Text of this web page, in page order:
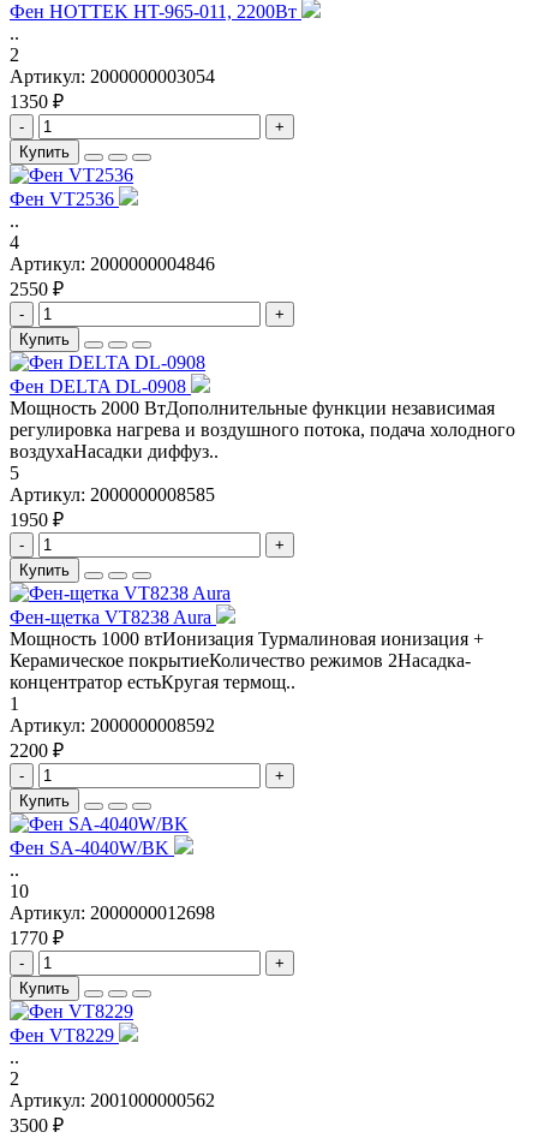
Фен HOTTEK HT-965-011, 2200Вт
..
2
Артикул: 2000000003054
1350 ₽
-
+
Купить
Фен VT2536
..
4
Артикул: 2000000004846
2550 ₽
-
+
Купить
Фен DELTA DL-0908
Мощность 2000 ВтДополнительные функции независимая
регулировка нагрева и воздушного потока, подача холодного
воздухаНасадки диффуз..
5
Артикул: 2000000008585
1950 ₽
-
+
Купить
Фен-щетка VT8238 Aura
Мощность 1000 втИонизация Турмалиновая ионизация +
Керамическое покрытиеКоличество режимов 2Насадка-
концентратор естьКругая термощ..
1
Артикул: 2000000008592
2200 ₽
-
+
Купить
Фен SA-4040W/BK
..
10
Артикул: 2000000012698
1770 ₽
-
+
Купить
Фен VT8229
..
2
Артикул: 2001000000562
3500 ₽